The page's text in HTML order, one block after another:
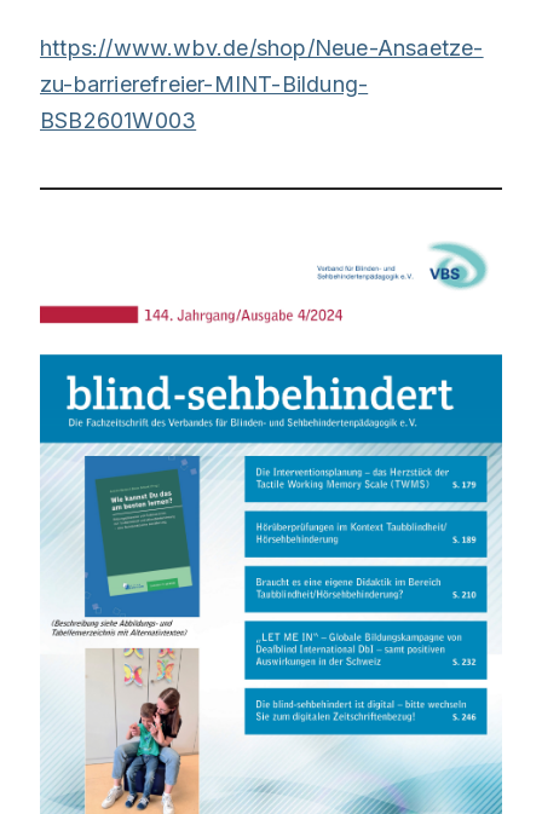
https://www.wbv.de/shop/Neue-Ansaetze-
zu-barrierefreier-MINT-Bildung-
BSB2601W003